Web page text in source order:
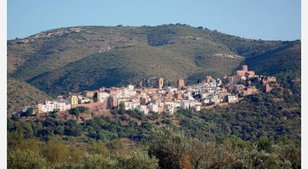
Concerts al Museu
Presentació del llibre &quot;La mare&quot;, d'Emma Zafon